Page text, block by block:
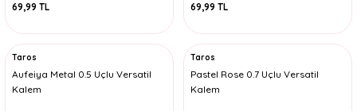
69,99 TL 69,99 TL
Taros
Aufeiya Metal 0.5 Uçlu Versatil
Kalem
Taros
Pastel Rose 0.7 Uçlu Versatil
Kalem